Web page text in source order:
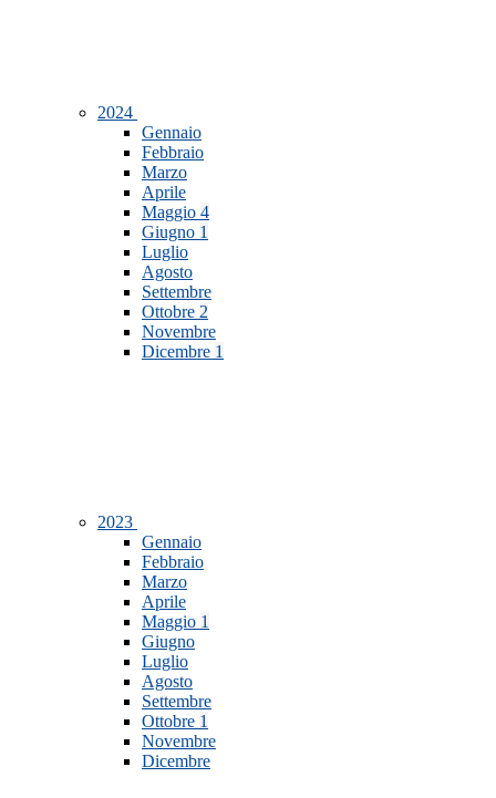
2024
Gennaio
Febbraio
Marzo
Aprile
Maggio 4
Giugno 1
Luglio
Agosto
Settembre
Ottobre 2
Novembre
Dicembre 1
2023
Gennaio
Febbraio
Marzo
Aprile
Maggio 1
Giugno
Luglio
Agosto
Settembre
Ottobre 1
Novembre
Dicembre